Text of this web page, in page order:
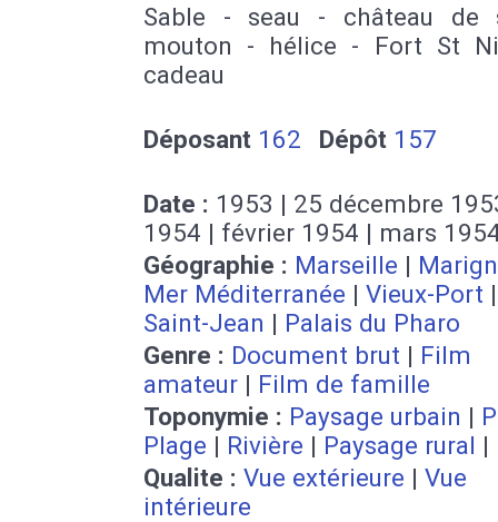
Sable - seau - château de
mouton - hélice - Fort St
cadeau
Déposant 162 Dépôt 157
Date : 1953 | 25 décembre
1954 | février 1954 | mars
Géographie : Marseille |
Mer Méditerranée | Vieux-Port
Saint-Jean | Palais du Pharo
Genre : Document brut | Film
amateur | Film de famille
Toponymie : Paysage urbain |
Plage | Rivière | Paysage rural |
Qualite : Vue extérieure | Vue
intérieure